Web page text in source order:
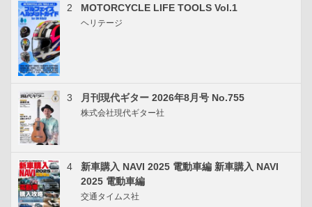
2 MOTORCYCLE LIFE TOOLS Vol.1
ヘリテージ
3 月刊現代ギター 2026年8月号 No.755
株式会社現代ギター社
4
新車購入 NAVI 2025 電動車編 新車購入 NAVI
2025 電動車編
交通タイムス社